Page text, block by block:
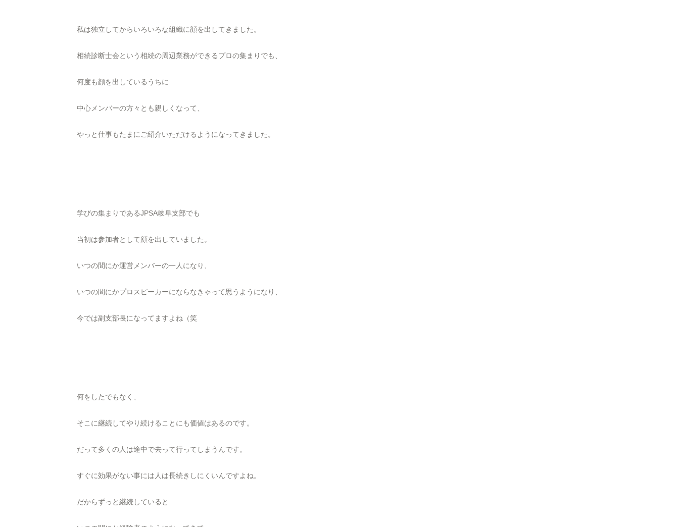
私は独立してからいろいろな組織に顔を出してきました。
相続診断士会という相続の周辺業務ができるプロの集まりでも、
何度も顔を出しているうちに
中心メンバーの方々とも親しくなって、
やっと仕事もたまにご紹介いただけるようになってきました。
学びの集まりであるJPSA岐阜支部でも
当初は参加者として顔を出していました。
いつの間にか運営メンバーの一人になり、
いつの間にかプロスピーカーにならなきゃって思うようになり、
今では副支部長になってますよね（笑
何をしたでもなく、
そこに継続してやり続けることにも価値はあるのです。
だって多くの人は途中で去って行ってしまうんです。
すぐに効果がない事には人は長続きしにくいんですよね。
だからずっと継続していると